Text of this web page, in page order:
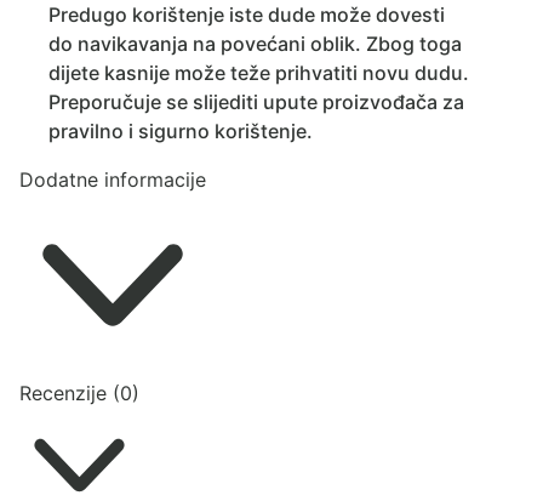
Predugo korištenje iste dude može dovesti
do navikavanja na povećani oblik. Zbog toga
dijete kasnije može teže prihvatiti novu dudu.
Preporučuje se slijediti upute proizvođača za
pravilno i sigurno korištenje.
Dodatne informacije
Recenzije (0)